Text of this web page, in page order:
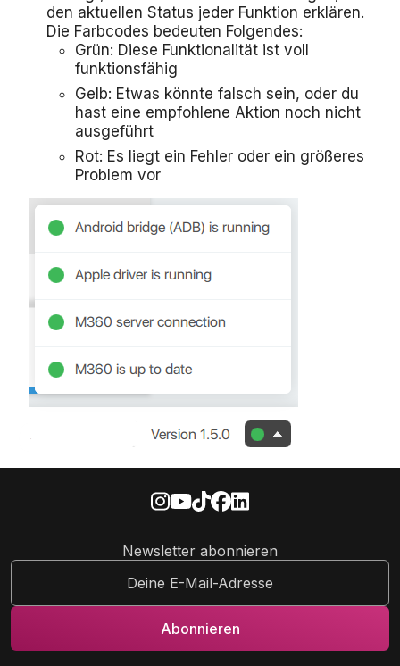
den aktuellen Status jeder Funktion erklären.
Die Farbcodes bedeuten Folgendes:
Grün: Diese Funktionalität ist voll
funktionsfähig
Gelb: Etwas könnte falsch sein, oder du
hast eine empfohlene Aktion noch nicht
ausgeführt
Rot: Es liegt ein Fehler oder ein größeres
Problem vor
Newsletter abonnieren